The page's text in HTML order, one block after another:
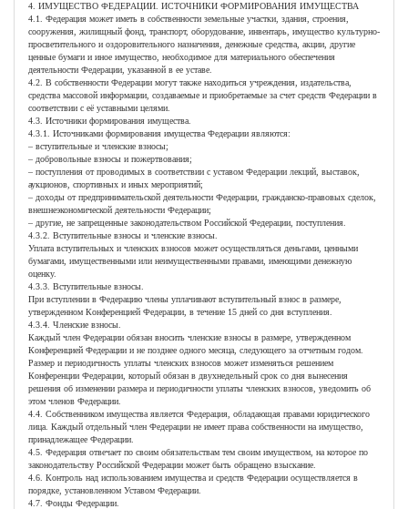
4. ИМУЩЕСТВО ФЕДЕРАЦИИ. ИСТОЧНИКИ ФОРМИРОВАНИЯ ИМУЩЕСТВА
4.1. Федерация может иметь в собственности земельные участки, здания, строения,
сооружения, жилищный фонд, транспорт, оборудование, инвентарь, имущество культурно-
просветительного и оздоровительного назначения, денежные средства, акции, другие
ценные бумаги и иное имущество, необходимое для материального обеспечения
деятельности Федерации, указанной в ее уставе.
4.2. В собственности Федерации могут также находиться учреждения, издательства,
средства массовой информации, создаваемые и приобретаемые за счет средств Федерации в
соответствии с её уставными целями.
4.3. Источники формирования имущества.
4.3.1. Источниками формирования имущества Федерации являются:
– вступительные и членские взносы;
– добровольные взносы и пожертвования;
– поступления от проводимых в соответствии с уставом Федерации лекций, выставок,
аукционов, спортивных и иных мероприятий;
– доходы от предпринимательской деятельности Федерации, гражданско-правовых сделок,
внешнеэкономической деятельности Федерации;
– другие, не запрещенные законодательством Российской Федерации, поступления.
4.3.2. Вступительные взносы и членские взносы.
Уплата вступительных и членских взносов может осуществляться деньгами, ценными
бумагами, имущественными или неимущественными правами, имеющими денежную
оценку.
4.3.3. Вступительные взносы.
При вступлении в Федерацию члены уплачивают вступительный взнос в размере,
утвержденном Конференцией Федерации, в течение 15 дней со дня вступления.
4.3.4. Членские взносы.
Каждый член Федерации обязан вносить членские взносы в размере, утвержденном
Конференцией Федерации и не позднее одного месяца, следующего за отчетным годом.
Размер и периодичность уплаты членских взносов может изменяться решением
Конференции Федерации, который обязан в двухнедельный срок со дня вынесения
решения об изменении размера и периодичности уплаты членских взносов, уведомить об
этом членов Федерации.
4.4. Собственником имущества является Федерация, обладающая правами юридического
лица. Каждый отдельный член Федерации не имеет права собственности на имущество,
принадлежащее Федерации.
4.5. Федерация отвечает по своим обязательствам тем своим имуществом, на которое по
законодательству Российской Федерации может быть обращено взыскание.
4.6. Контроль над использованием имущества и средств Федерации осуществляется в
порядке, установленном Уставом Федерации.
4.7. Фонды Федерации.